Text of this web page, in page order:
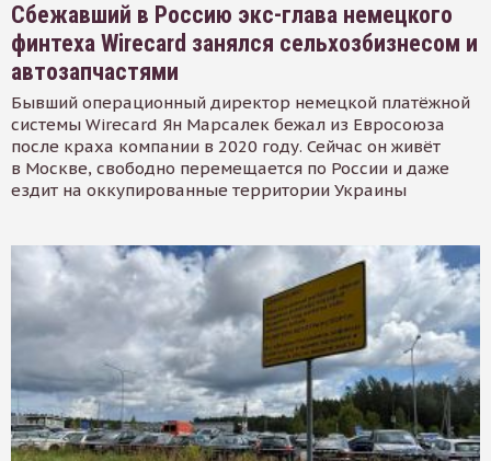
Сбежавший в Россию экс-глава немецкого
финтеха Wirecard занялся сельхозбизнесом и
автозапчастями
Бывший операционный директор немецкой платёжной
системы Wirecard Ян Марсалек бежал из Евросоюза
после краха компании в 2020 году. Сейчас он живёт
в Москве, свободно перемещается по России и даже
ездит на оккупированные территории Украины